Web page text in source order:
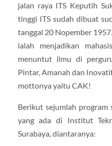
jalan raya ITS Keputih
tinggi ITS sudah dibuat
tanggal 20 Nopember
ialah menjadikan
menuntut ilmu di
Pintar, Amanah dan
mottonya yaitu CAK!
Berikut sejumlah program
yang ada di Institut
Surabaya, diantaranya: